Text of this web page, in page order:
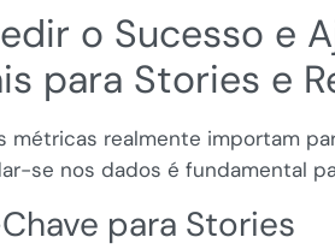
o Sucesso e
para Stories e
métricas realmente importam
se nos dados é fundamental
para Stories